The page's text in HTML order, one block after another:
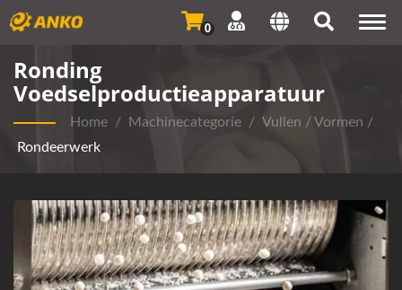
0
Ronding
Voedselproductieapparatuur
Home / Machinecategorie / Vullen / Vormen /
Rondeerwerk